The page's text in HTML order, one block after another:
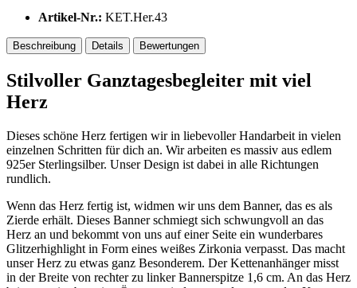
Artikel-Nr.: KET.Her.43
Beschreibung Details Bewertungen
Stilvoller Ganztagesbegleiter mit viel
Herz
Dieses schöne Herz fertigen wir in liebevoller Handarbeit in vielen
einzelnen Schritten für dich an. Wir arbeiten es massiv aus edlem
925er Sterlingsilber. Unser Design ist dabei in alle Richtungen
rundlich.
Wenn das Herz fertig ist, widmen wir uns dem Banner, das es als
Zierde erhält. Dieses Banner schmiegt sich schwungvoll an das
Herz an und bekommt von uns auf einer Seite ein wunderbares
Glitzerhighlight in Form eines weißes Zirkonia verpasst. Das macht
unser Herz zu etwas ganz Besonderem. Der Kettenanhänger misst
in der Breite von rechter zu linker Bannerspitze 1,6 cm. An das Herz